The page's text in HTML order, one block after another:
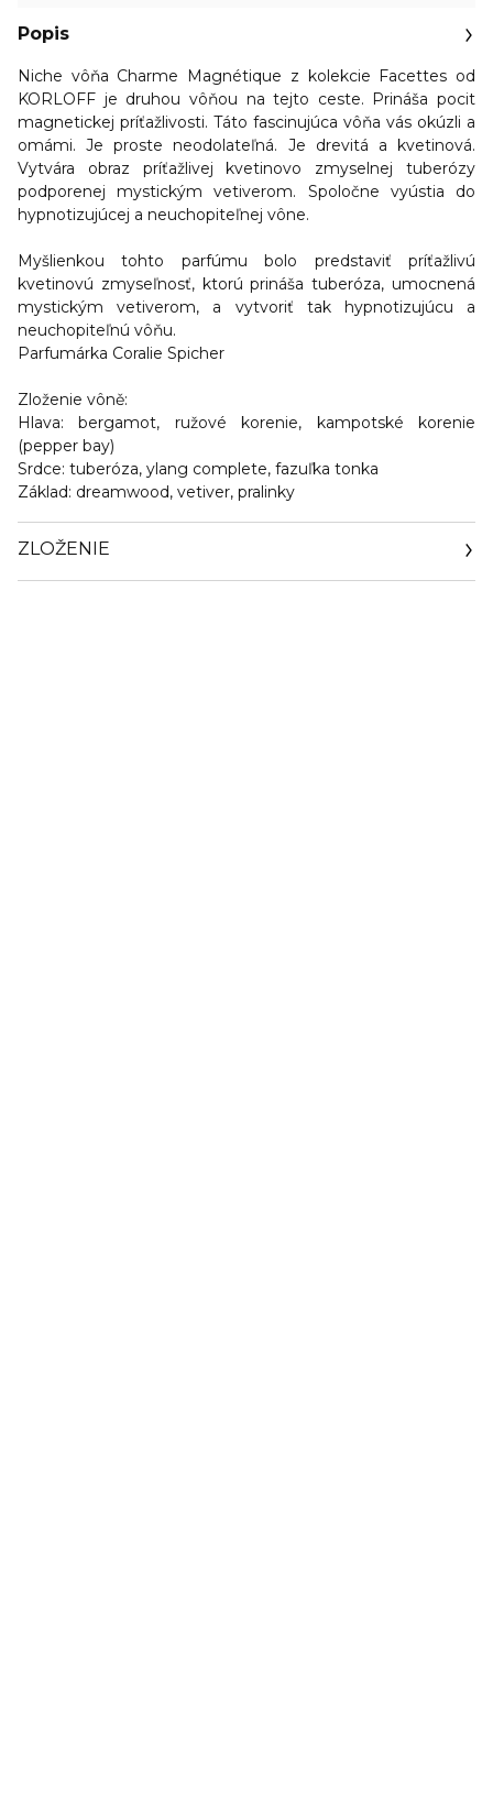
Popis
Niche vôňa Charme Magnétique z kolekcie Facettes od
KORLOFF je druhou vôňou na tejto ceste. Prináša pocit
magnetickej príťažlivosti. Táto fascinujúca vôňa vás okúzli a
omámi. Je proste neodolateľná. Je drevitá a kvetinová.
Vytvára obraz príťažlivej kvetinovo zmyselnej tuberózy
podporenej mystickým vetiverom. Spoločne vyústia do
hypnotizujúcej a neuchopiteľnej vône.
Myšlienkou tohto parfúmu bolo predstaviť príťažlivú
kvetinovú zmyseľnosť, ktorú prináša tuberóza, umocnená
mystickým vetiverom, a vytvoriť tak hypnotizujúcu a
neuchopiteľnú vôňu.
Parfumárka Coralie Spicher
Zloženie vôně:
Hlava: bergamot, ružové korenie, kampotské korenie
(pepper bay)
Srdce: tuberóza, ylang complete, fazuľka tonka
Základ: dreamwood, vetiver, pralinky
ZLOŽENIE